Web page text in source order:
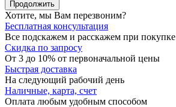
Продолжить
Хотите, мы Вам перезвоним?
Бесплатная консультация
Все подскажем и расскажем при покупке
Скидка по запросу
От 3 до 10% от первоначальной цены
Быстрая доставка
На следующий рабочий день
Наличные, карта, счет
Оплата любым удобным способом